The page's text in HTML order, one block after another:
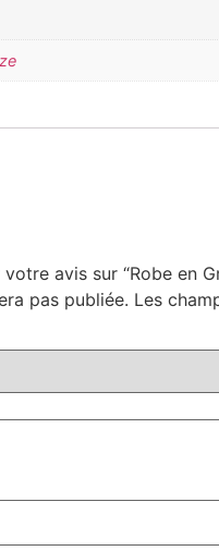
avis sur “Robe en
pas publiée. Les